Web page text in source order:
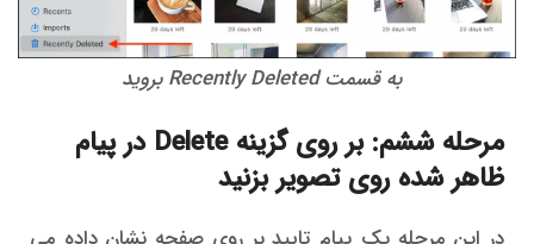
به قسمت Recently Deleted بروید
مرحله ششم: بر روی گزینه Delete در پیام
ظاهر شده روی تصویر بزنید